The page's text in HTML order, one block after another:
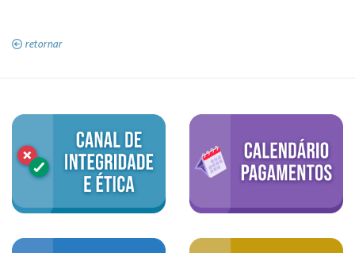
retornar